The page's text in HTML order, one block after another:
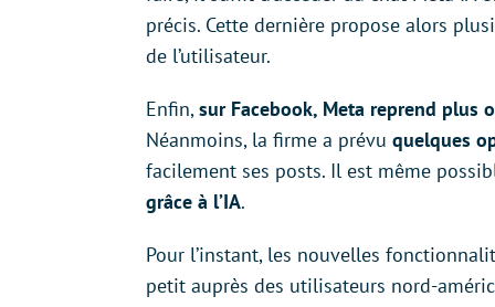
précis. Cette dernière propose alors
de l’utilisateur.
Enfin, sur Facebook, Meta reprend plus
Néanmoins, la firme a prévu quelques
facilement ses posts. Il est même
grâce à l’IA.
Pour l’instant, les nouvelles
petit auprès des utilisateurs nord-